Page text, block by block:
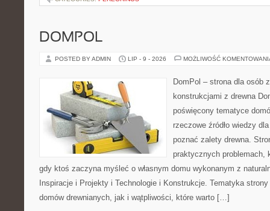
DOMPOL
POSTED BY ADMIN LIP - 9 - 2026 MOŻLIWOŚĆ
DomPol – strona dla osób
konstrukcjami z drewna
poświęcony tematyce
rzeczowe źródło wiedzy
poznać zalety drewna.
praktycznych problemach,
gdy ktoś zaczyna myśleć o własnym domu wykonanym z
Inspiracje i Projekty i Technologie i Konstrukcje. Tematyka
domów drewnianych, jak i wątpliwości, które warto […]